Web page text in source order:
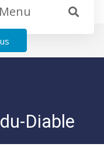
Menu
Diable